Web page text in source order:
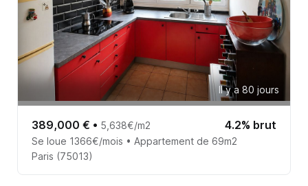
Il y a 80 jours
389,000 € • 5,638€/m2 4.2% brut
Se loue 1366€/mois • Appartement de 69m2
Paris (75013)